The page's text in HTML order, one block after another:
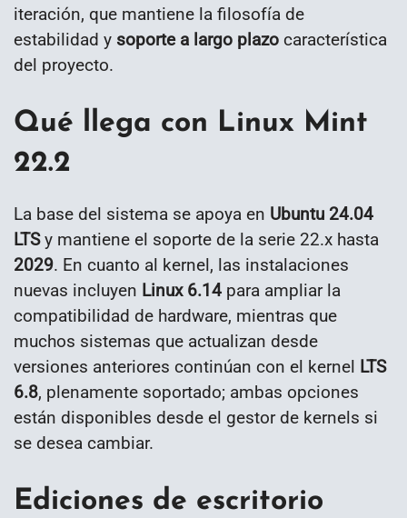
iteración, que mantiene la filosofía de
estabilidad y soporte a largo plazo característica
del proyecto.
Qué llega con Linux Mint
22.2
La base del sistema se apoya en Ubuntu 24.04
LTSy mantiene el soporte de la serie 22.x hasta
2029. En cuanto al kernel, las instalaciones
nuevas incluyen Linux 6.14 para ampliar la
compatibilidad de hardware, mientras que
muchos sistemas que actualizan desde
versiones anteriores continúan con el kernel LTS
6.8, plenamente soportado; ambas opciones
están disponibles desde el gestor de kernels si
se desea cambiar.
Ediciones de escritorio